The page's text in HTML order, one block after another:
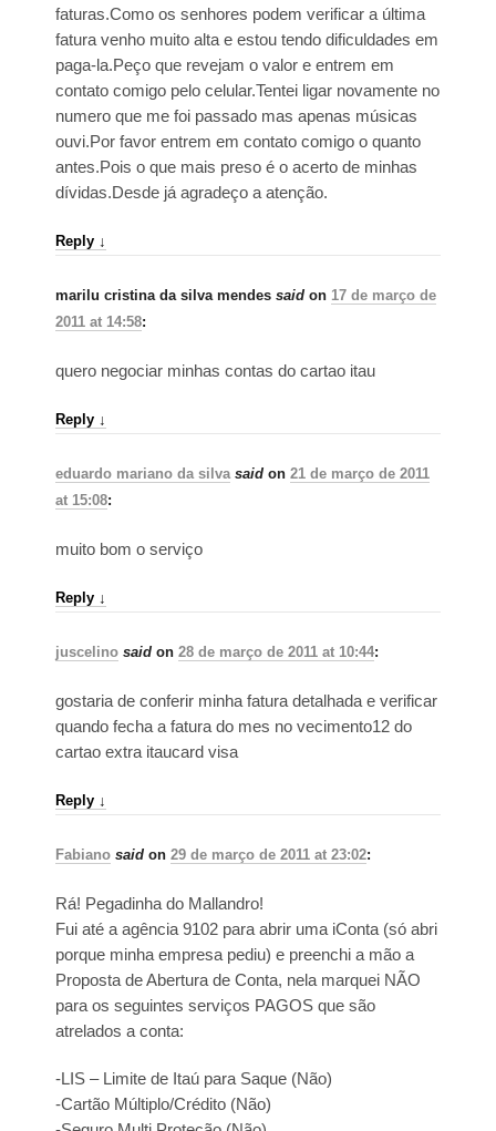
faturas.Como os senhores podem verificar a última
fatura venho muito alta e estou tendo dificuldades em
paga-la.Peço que revejam o valor e entrem em
contato comigo pelo celular.Tentei ligar novamente no
numero que me foi passado mas apenas músicas
ouvi.Por favor entrem em contato comigo o quanto
antes.Pois o que mais preso é o acerto de minhas
dívidas.Desde já agradeço a atenção.
Reply ↓
marilu cristina da silva mendes said on 17 de março de
2011 at 14:58:
quero negociar minhas contas do cartao itau
Reply ↓
eduardo mariano da silva said on 21 de março de 2011
at 15:08:
muito bom o serviço
Reply ↓
juscelino said on 28 de março de 2011 at 10:44:
gostaria de conferir minha fatura detalhada e verificar
quando fecha a fatura do mes no vecimento12 do
cartao extra itaucard visa
Reply ↓
Fabiano said on 29 de março de 2011 at 23:02:
Rá! Pegadinha do Mallandro!
Fui até a agência 9102 para abrir uma iConta (só abri
porque minha empresa pediu) e preenchi a mão a
Proposta de Abertura de Conta, nela marquei NÃO
para os seguintes serviços PAGOS que são
atrelados a conta:
-LIS – Limite de Itaú para Saque (Não)
-Cartão Múltiplo/Crédito (Não)